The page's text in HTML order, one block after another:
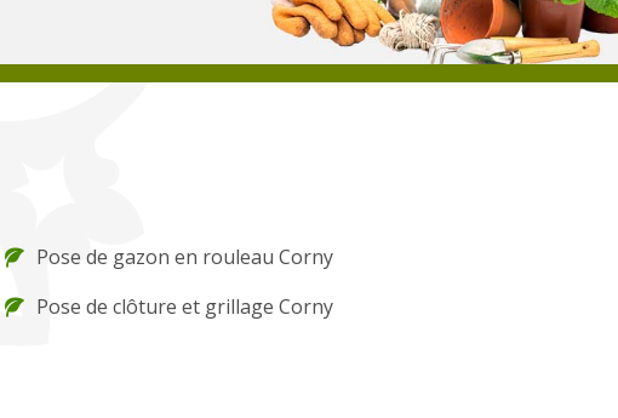
Pose de gazon en rouleau Corny
Pose de clôture et grillage Corny